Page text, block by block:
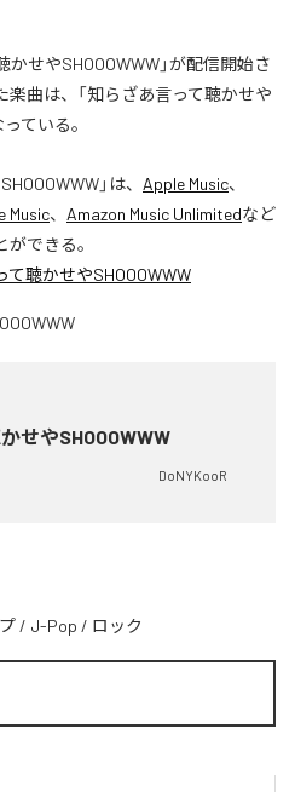
かせやSHOOOWWW」が配信開始さ
曲は、「知らざあ言って聴かせや
ている。
」は、 Apple Music、
Music、 Amazon Music Unlimitedなど
できる。
て聴かせやSHOOOWWW
せやSHOOOWWW
DoNYKooR
/ J-Pop / ロック